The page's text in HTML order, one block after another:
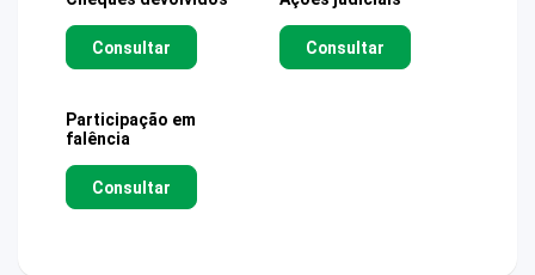
Consultar Consultar
Participação em
falência
Consultar